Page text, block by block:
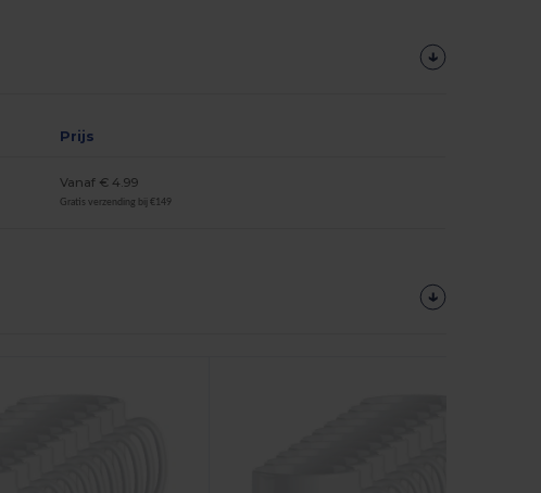
Prijs
Vanaf € 4.99
Gratis verzending bij €149